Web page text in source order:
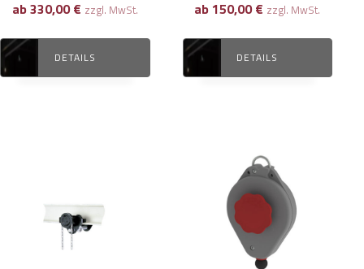
ab330,00€ zzgl. MwSt.
DETAILS
der
Produktseite
gewählt
werden
ab 150,00€ zzgl. MwSt.
DETAILS
der
Produktseite
gewählt
werden
mehrere
mehrere